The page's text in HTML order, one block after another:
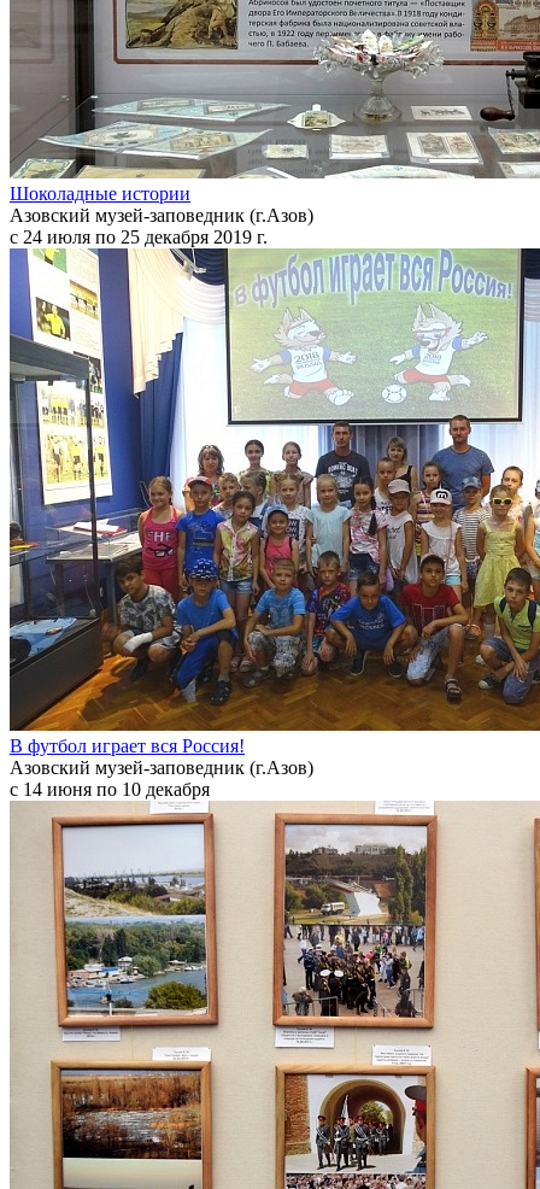
Шоколадные истории
Азовский музей-заповедник (г.Азов)
с 24 июля по 25 декабря 2019 г.
В футбол играет вся Россия!
Азовский музей-заповедник (г.Азов)
с 14 июня по 10 декабря